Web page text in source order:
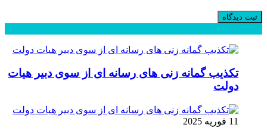
تکذیب گمانه زنی های رسانه ای از سوی دبیر هیات
دولت
11 فوریه 2025